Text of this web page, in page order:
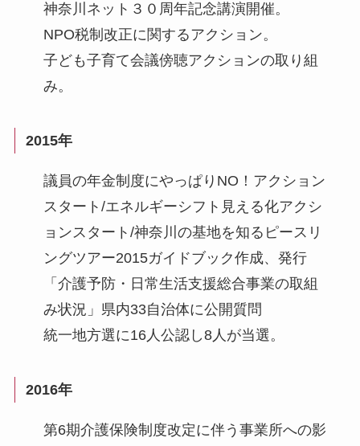
神奈川ネット３０周年記念講演開催。
NPO税制改正に関するアクション。
子ども子育て会議傍聴アクションの取り組
み。
2015年
議員の年金制度にやっぱりNO！アクション
スタート/エネルギーシフト見える化アクシ
ョンスタート/神奈川の基地を知るピースリ
ングツアー2015ガイドブック作成、発行
「介護予防・日常生活支援総合事業の取組
み状況」県内33自治体に公開質問
統一地方選に16人公認し8人が当選。
2016年
第6期介護保険制度改定に伴う事業所への影